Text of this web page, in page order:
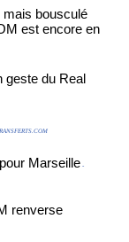
bousculé
est encore en
geste du Real
Marseille -
renverse